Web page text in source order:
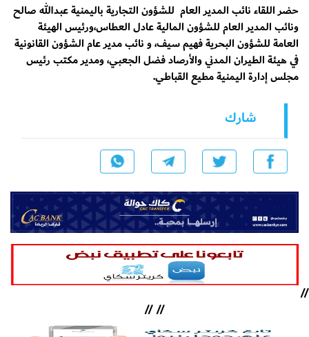
حضر اللقاء نائب المدير العام للشؤون التجارية باليمنية عبدالله صالح
ونائب المدير العام للشؤون المالية عادل العطاس،ورئيس الهيئة
العامة للشؤون البحرية فهيم سيف، و نائب مدير عام الشؤون القانونية
في هيئة الطيران المدني والأرصاد فضل الجعبي، ومدير مكتب رئيس
مجلس إدارة اليمنية مطيع القباطي.
شارك
//
//
//